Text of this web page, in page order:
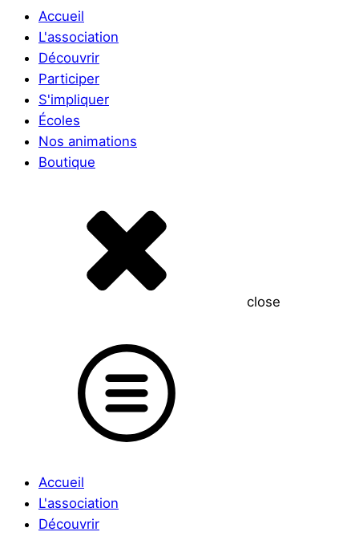
Accueil
L'association
Découvrir
Participer
S'impliquer
Écoles
Nos animations
Boutique
close
Accueil
L'association
Découvrir